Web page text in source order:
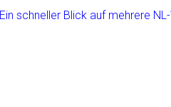
schneller Blick auf mehrere